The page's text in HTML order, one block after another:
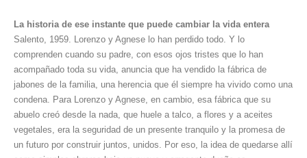
La historia de ese instante que puede cambiar la vida entera
Salento, 1959. Lorenzo y Agnese lo han perdido todo. Y lo
comprenden cuando su padre, con esos ojos tristes que lo han
acompañado toda su vida, anuncia que ha vendido la fábrica de
jabones de la familia, una herencia que él siempre ha vivido como una
condena. Para Lorenzo y Agnese, en cambio, esa fábrica que su
abuelo creó desde la nada, que huele a talco, a flores y a aceites
vegetales, era la seguridad de un presente tranquilo y la promesa de
un futuro por construir juntos, unidos. Por eso, la idea de quedarse allí